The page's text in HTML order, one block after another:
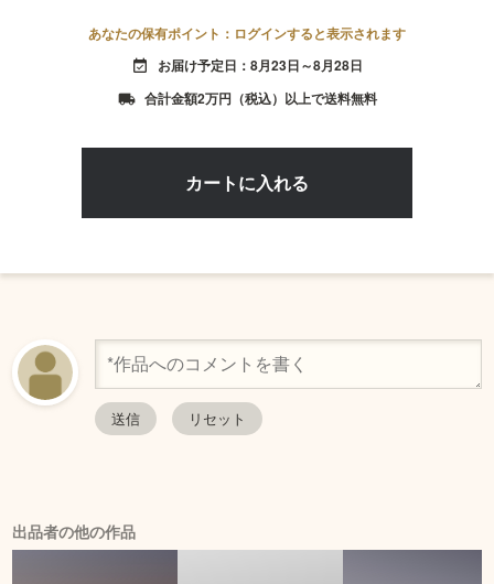
あなたの保有ポイント：ログインすると表示されます
event_available お届け予定日：8月23日～8月28日
local_shipping 合計金額2万円（税込）以上で送料無料
出品者の他の作品